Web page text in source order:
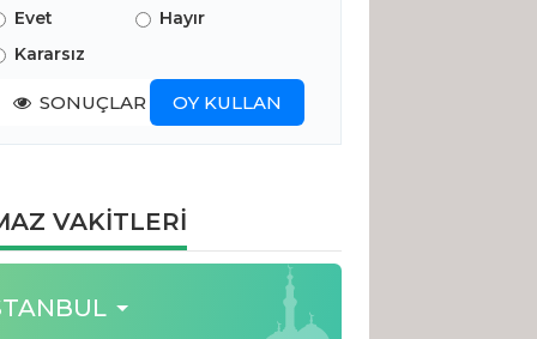
Evet
Hayır
Kararsız
SONUÇLAR OY KULLAN
VAKİTLERİ